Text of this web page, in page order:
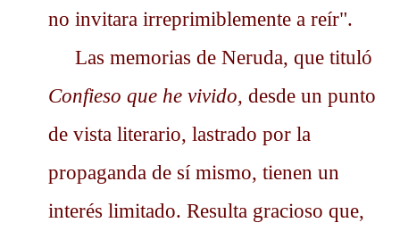
no invitara irreprimiblemente a reír".
Las memorias de Neruda, que tituló
Confieso que he vivido, desde un punto
de vista literario, lastrado por la
propaganda de sí mismo, tienen un
interés limitado. Resulta gracioso que,